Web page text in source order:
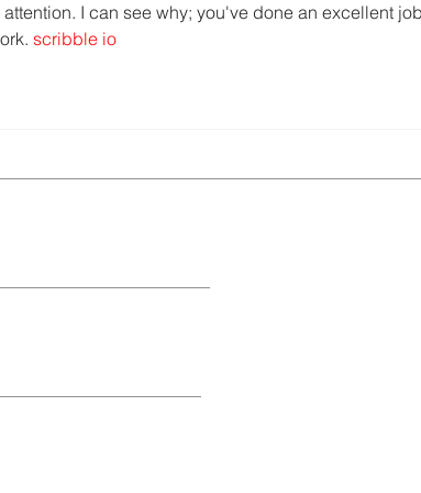
I can see why; you've done an excellent
scribble io